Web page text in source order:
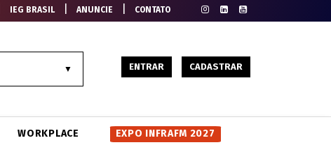
IEG BRASIL|ANUNCIE CONTATO
ENTRAR CADASTRAR
WORKPLACE EXPO INFRAFM 2027